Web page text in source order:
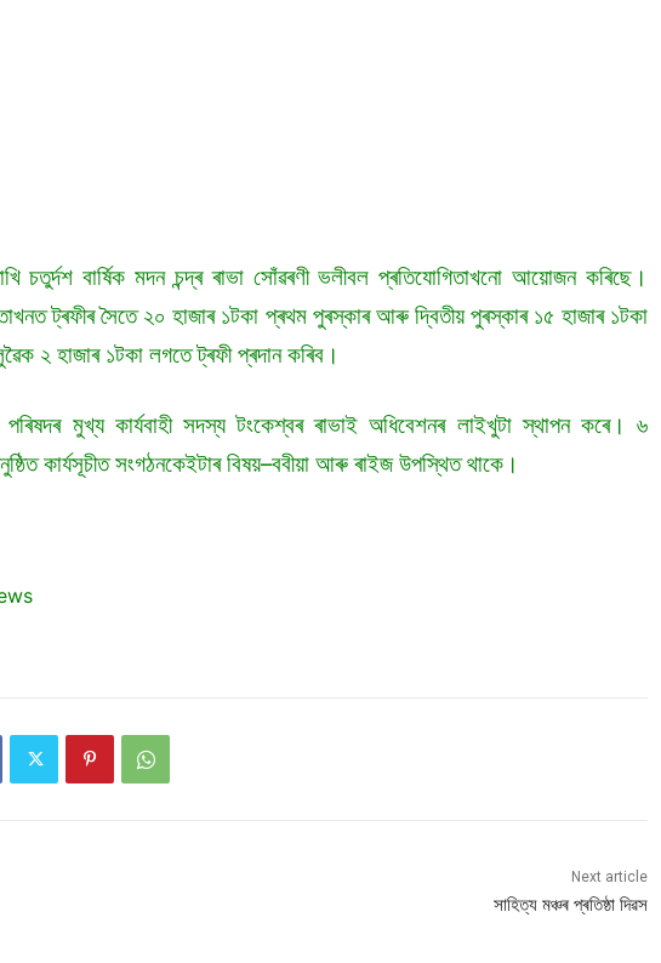
চতুৰ্দশ বাৰ্ষিক মদন চন্দ্ৰ ৰাভা সোঁৱৰণী ভলীবল প্ৰতিযোগিতাখনো আয়োজন কৰিছে।
ট্ৰফীৰ সৈতে ২০ হাজাৰ ১টকা প্ৰথম পুৰস্কাৰ আৰু দ্বিতীয় পুৰস্কাৰ ১৫ হাজাৰ ১টকা
২ হাজাৰ ১টকা লগতে ট্ৰফী প্ৰদান কৰিব।
পৰিষদৰ মুখ্য কাৰ্যবাহী সদস্য টংকেশ্বৰ ৰাভাই অধিবেশনৰ লাইখুটা স্থাপন কৰে। ৬
কাৰ্যসূচীত সংগঠনকেইটাৰ বিষয়–ববীয়া আৰু ৰাইজ উপস্থিত থাকে।
Next article
সাহিত্য মঞ্চৰ প্ৰতিষ্ঠা দিৱস